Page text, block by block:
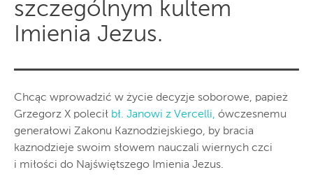
szczególnym kultem
Imienia Jezus.
Chcąc wprowadzić w życie decyzje soborowe, papież
Grzegorz X polecił bł. Janowi z Vercelli, ówczesnemu
generałowi Zakonu Kaznodziejskiego, by bracia
kaznodzieje swoim słowem nauczali wiernych czci
i miłości do Najświętszego Imienia Jezus.